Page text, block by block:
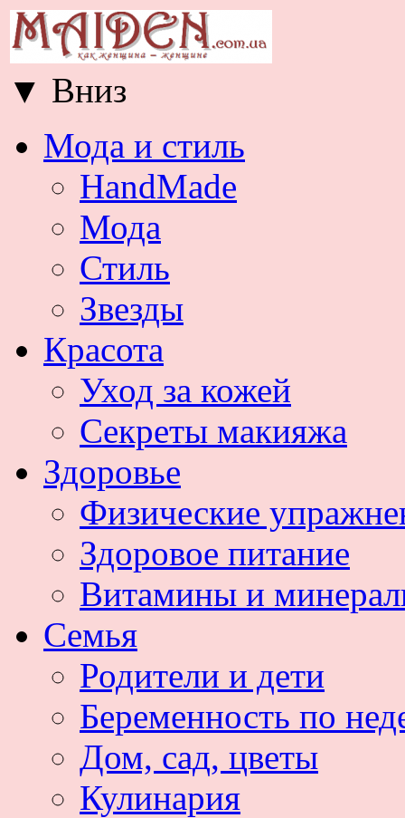
▼ Вниз
Мода и стиль
HandMade
Мода
Стиль
Звезды
Красота
Уход за кожей
Секреты макияжа
Здоровье
Физические
Здоровое питание
Витамины и
Семья
Родители и дети
Беременность по
Дом, сад, цветы
Кулинария